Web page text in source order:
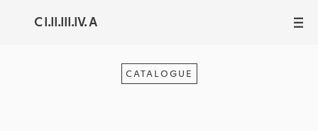
C I.II.III.IV. A III
CATALOGUE